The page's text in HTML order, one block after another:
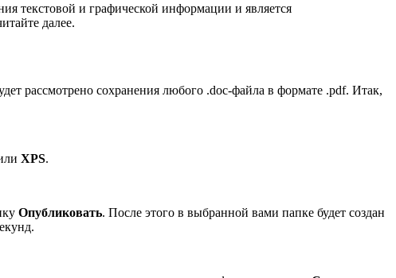
текстовой и графической информации и является
далее.
рассмотрено сохранения любого .doc-файла в формате .pdf. Итак,
XPS.
Опубликовать. После этого в выбранной вами папке будет создан